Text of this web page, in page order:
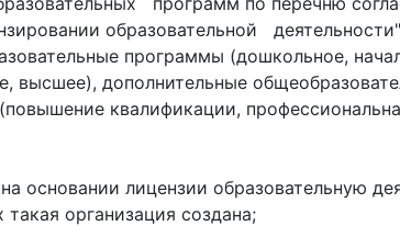
образовательной
программы (дошкольное,
высшее), дополнительные
квалификации,
основании лицензии образовательную
организация создана;